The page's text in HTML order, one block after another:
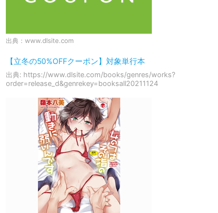
出典： www.dlsite.com
【立冬の50%OFFクーポン】対象単行本
出典: https://www.dlsite.com/books/genres/works?
order=release_d&genrekey=booksall20211124